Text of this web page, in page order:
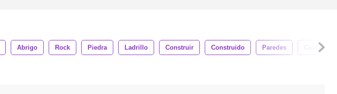
Abrigo Rock Piedra Ladrillo Construir Construido Paredes Ciudad